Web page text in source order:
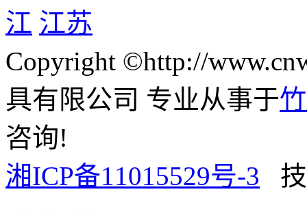
江 江苏
Copyright ©http://
具有限公司 专业从事于
咨询!
湘ICP备11015529号-3